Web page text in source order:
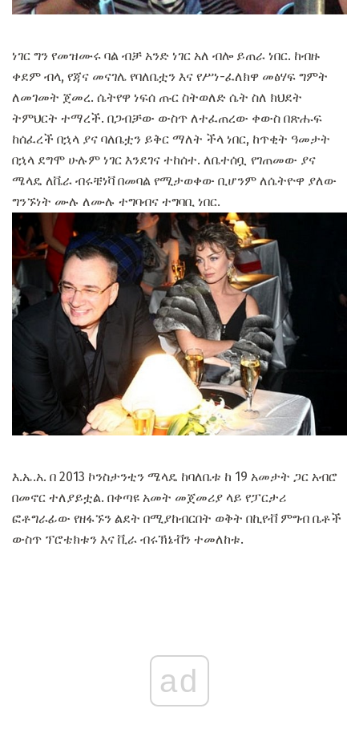
ነገር ግን የመዝሙሩ ባል ብቻ አንድ ነገር አለ ብሎ ይጠራ ነበር. ከብዙ
ቀደም ብላ, የጃና መናገሌ የባለቤቷን እና የሥነ-ፈለክዋ መፅሃፍ ግምት
ለመገመት ጀመረ. ሴትየዋ ነፍሰ ጡር ስትወለድ ሴት ስለ ክህደት
ትምህርት ተማረች. በጋብቻው ውስጥ ለተፈጠረው ቀውስ በጽሑፍ
ከሰፈረች በኋላ ያና ባለቤቷን ይቅር ማለት ችላ ነበር, ከጥቂት ዓመታት
በኋላ ደግሞ ሁሉም ነገር እንደገና ተከሰተ. ለቤተሰቧ የገጠመው ያና
ሜላዴ ለቬራ ብሩቼነቫ በመባል የሚታወቀው ቢሆንም ለሴትዮዋ ያለው
ግንኙነት ሙሉ ለሙሉ ተግባብና ተግባቢ ነበር.
እ.ኤ.አ. በ 2013 ኮንስታንቲን ሜላዴ ከባለቤቱ ከ 19 አመታት ጋር አብሮ
በመኖር ተለያይቷል. በቀጣዩ አመት መጀመሪያ ላይ የፓርታሪ
ፎቶግራፊው የዘፋኙን ልደት በሚያከብርበት ወቅት በኪየቭ ምግብ ቤቶች
ውስጥ ፕሮቴክቱን እና ቪራ ብሩኽኔቭን ተመለከቱ.
ad